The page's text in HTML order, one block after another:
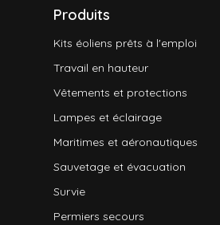
Produits
Kits éoliens prêts à l'emploi
Travail en hauteur
Vêtements et protections
Lampes et éclairage
Maritimes et aéronautiques
Sauvetage et évacuation
Survie
Permiers secours